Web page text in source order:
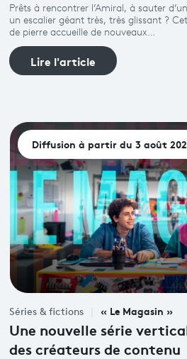
Prêts à rencontrer l’Amiral, à sauter
un escalier géant très, très glissant ?
de pierre accueille de nouveaux…
Lire l'article
Diffusion à partir du 3 août
Séries & fictions « Le Magasin »
Une nouvelle série
des créateurs de contenu